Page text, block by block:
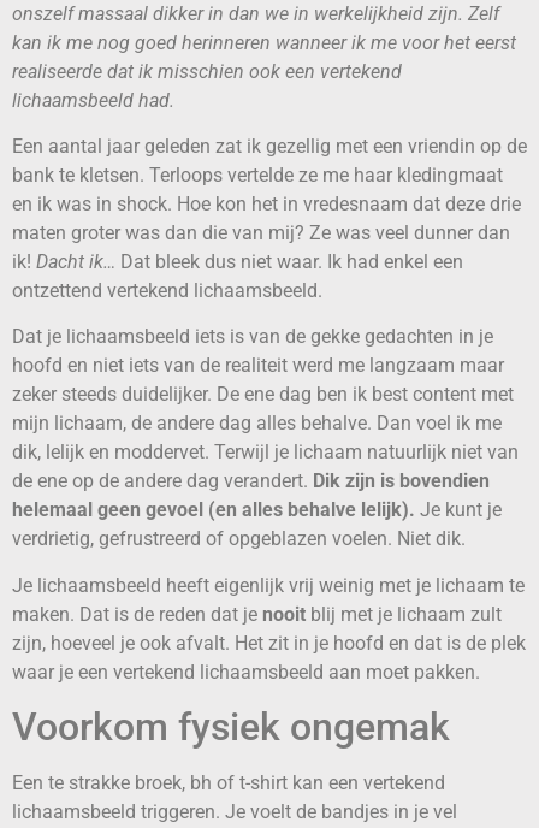
onszelf massaal dikker in dan we in werkelijkheid zijn. Zelf
kan ik me nog goed herinneren wanneer ik me voor het eerst
realiseerde dat ik misschien ook een vertekend
lichaamsbeeld had.
Een aantal jaar geleden zat ik gezellig met een vriendin op de
bank te kletsen. Terloops vertelde ze me haar kledingmaat
en ik was in shock. Hoe kon het in vredesnaam dat deze drie
maten groter was dan die van mij? Ze was veel dunner dan
ik! Dacht ik… Dat bleek dus niet waar. Ik had enkel een
ontzettend vertekend lichaamsbeeld.
Dat je lichaamsbeeld iets is van de gekke gedachten in je
hoofd en niet iets van de realiteit werd me langzaam maar
zeker steeds duidelijker. De ene dag ben ik best content met
mijn lichaam, de andere dag alles behalve. Dan voel ik me
dik, lelijk en moddervet. Terwijl je lichaam natuurlijk niet van
de ene op de andere dag verandert. Dik zijn is bovendien
helemaal geen gevoel (en alles behalve lelijk). Je kunt je
verdrietig, gefrustreerd of opgeblazen voelen. Niet dik.
Je lichaamsbeeld heeft eigenlijk vrij weinig met je lichaam te
maken. Dat is de reden dat je nooit blij met je lichaam zult
zijn, hoeveel je ook afvalt. Het zit in je hoofd en dat is de plek
waar je een vertekend lichaamsbeeld aan moet pakken.
Voorkom fysiek ongemak
Een te strakke broek, bh of t-shirt kan een vertekend
lichaamsbeeld triggeren. Je voelt de bandjes in je vel